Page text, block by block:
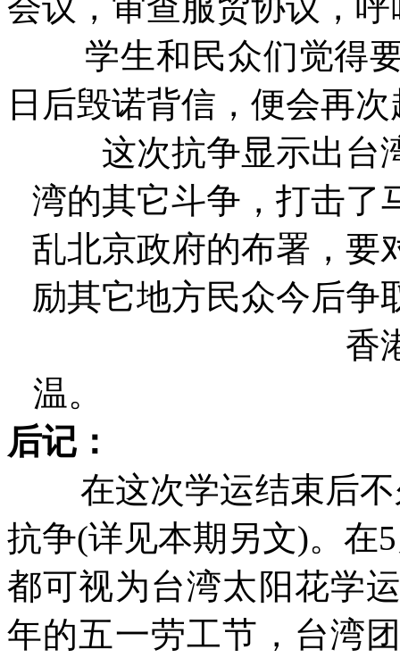
学生和民众们觉得
日后毁诺背信，便会再
这次抗争显示出台
湾的其它斗争，打击了
乱北京政府的布署，要
励其它地方民众今后争
香
温。
后记：
在这次学运结束后
抗争(详见本期另文)。在5
都可视为台湾太阳花学
年的五一劳工节，台湾